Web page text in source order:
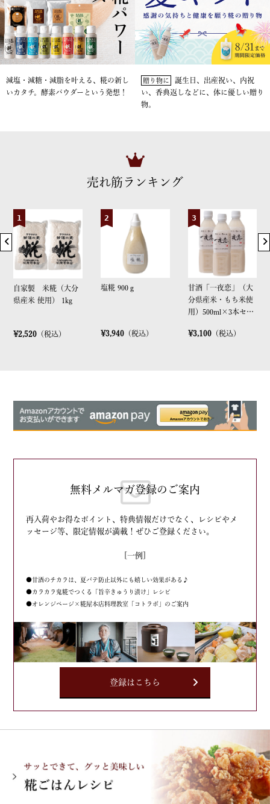
減塩・減糖・減脂を叶える、糀の新し
いカタチ。酵素パウダーという発想！
贈り物に
誕生日、出産祝い、内祝
い、香典返しなどに、体に優しい贈り
物。
売れ筋ランキング
自家製 米糀（大分
県産米 使用） 1kg
¥2,520 （税込）
塩糀 900ｇ
¥3,940 （税込）
甘酒「一夜恋」（大
分県産米・もち米使
用）500ml×3本セッ
¥3,100（税込）
無料メルマガ登録のご案内
再入荷やお得なポイント、特典情報だけでなく、レシピやメ
ッセージ等、限定情報が満載！ぜひご登録ください。
[一例]
●甘酒のチカラは、夏バテ防止以外にも嬉しい効果がある♪
●カラカラ鬼糀でつくる「旨辛きゅうり漬け」レシピ
●オレンジページ×糀屋本店料理教室「コトラボ」のご案内
登録はこちら